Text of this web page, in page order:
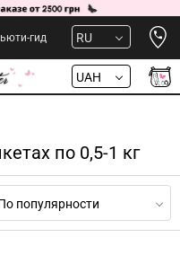
гид RU
UAH
по 0,5-1 кг
популярности